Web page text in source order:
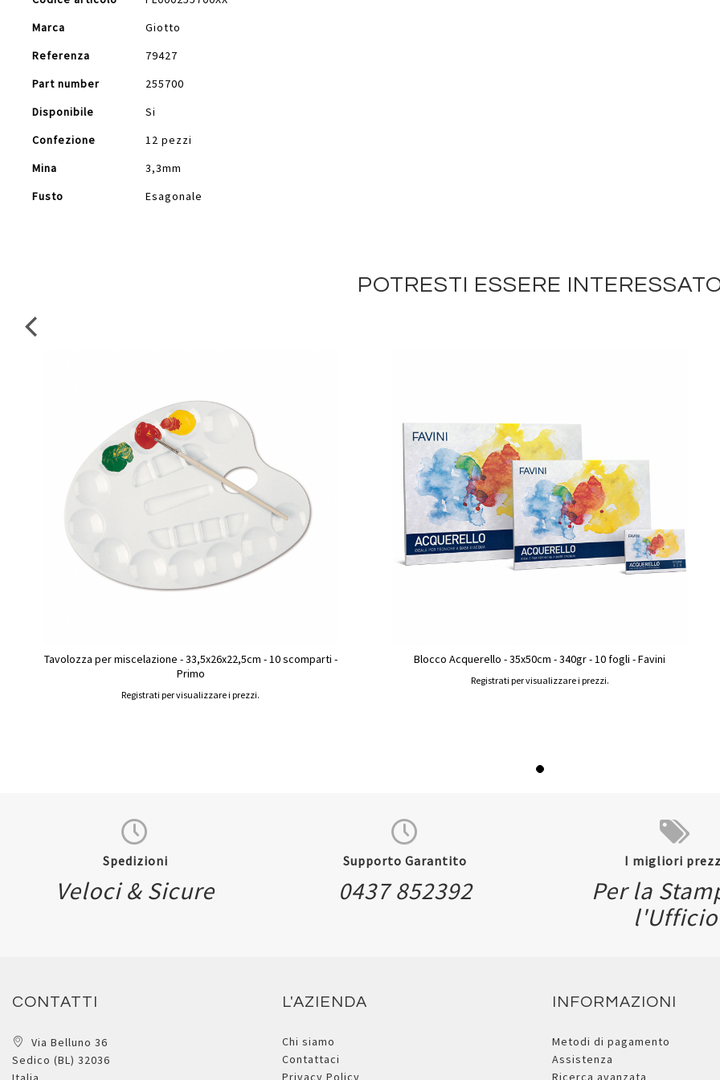
Marca
Giotto
Referenza
79427
Part number
255700
Disponibile
Si
Confezione
12 pezzi
Mina
3,3mm
Fusto
Esagonale
POTRESTI ESSERE
Tavolozza per miscelazione - 33,5x26x22,5cm - 10 scomparti -
Primo
Registrati per visualizzare i prezzi.
Blocco Acquerello - 35x50cm - 340gr - 10 fogli - Favini
Registrati per visualizzare i prezzi.
Spedizioni
Veloci & Sicure
Supporto Garantito
0437 852392
I migliori
Per la
l'Ufficio
CONTATTI
Via Belluno 36
Sedico (BL) 32036
L'AZIENDA
Chi siamo
Contattaci
Privacy Policy
INFORMAZIONI
Metodi di pagamento
Assistenza
Ricerca avanzata